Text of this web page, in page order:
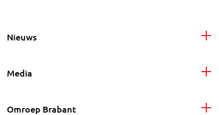
Nieuws
Media
Omroep Brabant